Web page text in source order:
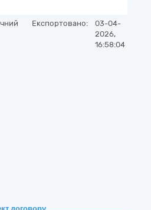
Експортовано:
03-04-
2026,
16:58:04